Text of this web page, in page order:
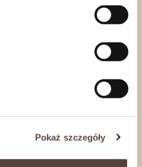
Pokaż szczegóły